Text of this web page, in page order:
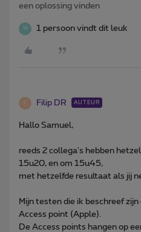
een oplossing vinden
W 1 persoon vindt dit leuk
F Filip DR AUTEUR
Hallo Samuel,
reeds 2 collega's hebben
15u20, en om 15u45,
met hetzelfde resultaat als jij
Mijn testen die ik beschreef
Access point (Apple).
De Access points hangen op